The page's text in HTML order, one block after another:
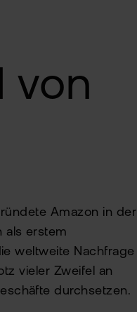
von
Amazon in der
als erstem
weltweite Nachfrage
vieler Zweifel an
durchsetzen.